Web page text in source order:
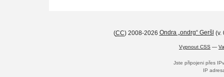
(CC) 2008-2026 Ondra „ondrg“ Geršl (v.
Vypnout CSS —
Jste připojeni přes
IP